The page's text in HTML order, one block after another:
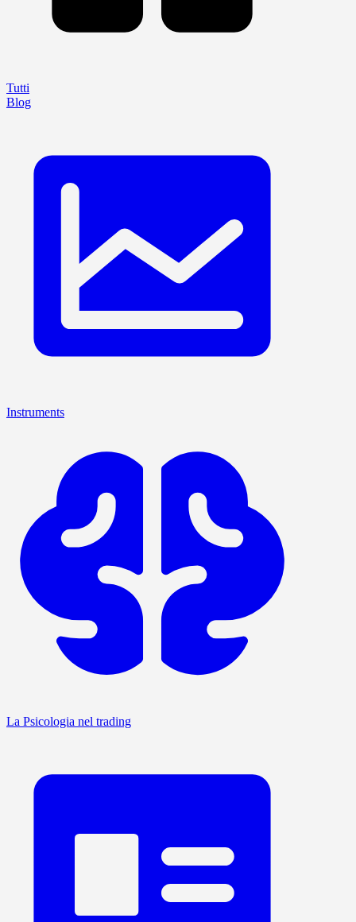
Tutti
Blog
Instruments
La Psicologia nel trading